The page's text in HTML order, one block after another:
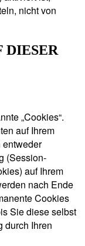
nicht von
DIESER
„Cookies“.
auf Ihrem
entweder
(Session-
auf Ihrem
nach Ende
Cookies
Sie diese selbst
durch Ihren